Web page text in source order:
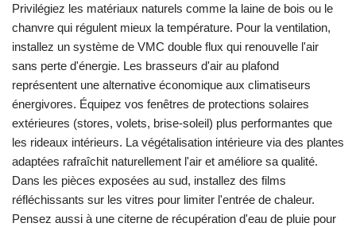
Privilégiez les matériaux naturels comme la laine de bois ou le
chanvre qui régulent mieux la température. Pour la ventilation,
installez un système de VMC double flux qui renouvelle l'air
sans perte d'énergie. Les brasseurs d'air au plafond
représentent une alternative économique aux climatiseurs
énergivores. Équipez vos fenêtres de protections solaires
extérieures (stores, volets, brise-soleil) plus performantes que
les rideaux intérieurs. La végétalisation intérieure via des plantes
adaptées rafraîchit naturellement l'air et améliore sa qualité.
Dans les pièces exposées au sud, installez des films
réfléchissants sur les vitres pour limiter l'entrée de chaleur.
Pensez aussi à une citerne de récupération d'eau de pluie pour